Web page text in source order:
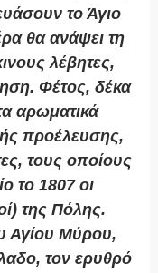
το Άγιο
θα ανάψει τη
λέβητες,
Φέτος, δέκα
αρωματικά
προέλευσης,
τους οποίους
το 1807 οι
της Πόλης.
Αγίου Μύρου,
τον ερυθρό